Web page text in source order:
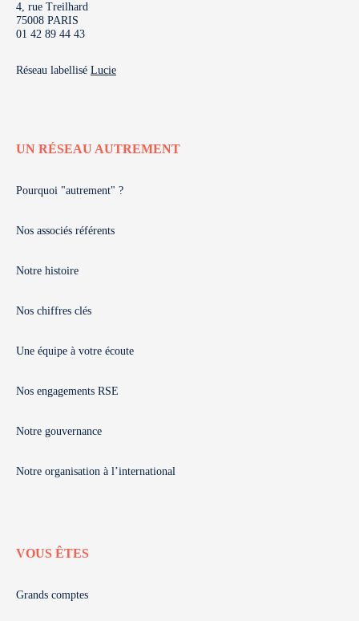
4, rue Treilhard
75008 PARIS
01 42 89 44 43
Réseau labellisé Lucie
UN RÉSEAU AUTREMENT
Pourquoi "autrement" ?
Nos associés référents
Notre histoire
Nos chiffres clés
Une équipe à votre écoute
Nos engagements RSE
Notre gouvernance
Notre organisation à l’international
VOUS ÊTES
Grands comptes